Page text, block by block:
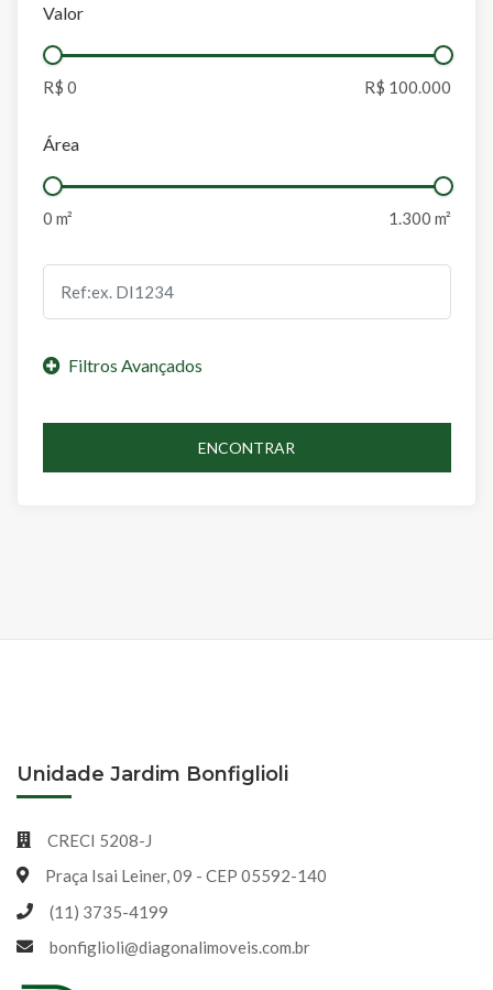
Valor
Área
ENCONTRAR
Unidade Jardim Bonfiglioli
CRECI 5208-J
Praça Isai Leiner, 09 - CEP 05592-140
(11) 3735-4199
bonfiglioli@diagonalimoveis.com.br